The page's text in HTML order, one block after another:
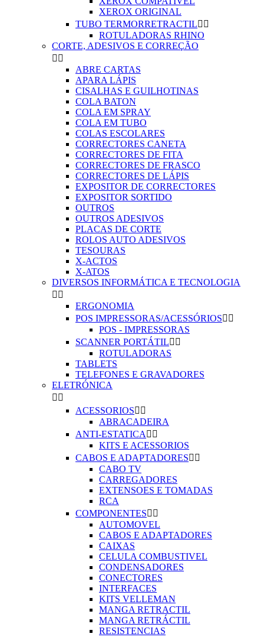
XEROX ORIGINAL
TUBO TERMORRETRACTIL 
ROTULADORAS RHINO
CORTE, ADESIVOS E CORREÇÃO
 
ABRE CARTAS
APARA LÁPIS
CISALHAS E GUILHOTINAS
COLA BATON
COLA EM SPRAY
COLA EM TUBO
COLAS ESCOLARES
CORRECTORES CANETA
CORRECTORES DE FITA
CORRECTORES DE FRASCO
CORRECTORES DE LÁPIS
EXPOSITOR DE CORRECTORES
EXPOSITOR SORTIDO
OUTROS
OUTROS ADESIVOS
PLACAS DE CORTE
ROLOS AUTO ADESIVOS
TESOURAS
X-ACTOS
X-ATOS
DIVERSOS INFORMÁTICA E TECNOLOGIA
 
ERGONOMIA
POS IMPRESSORAS/ACESSÓRIOS 
POS - IMPRESSORAS
SCANNER PORTÁTIL 
ROTULADORAS
TABLETS
TELEFONES E GRAVADORES
ELETRÓNICA
 
ACESSORIOS 
ABRACADEIRA
ANTI-ESTATICA  
KITS E ACESSORIOS
CABOS E ADAPTADORES 
CABO TV
CARREGADORES
EXTENSOES E TOMADAS
RCA
COMPONENTES 
AUTOMOVEL
CABOS E ADAPTADORES
CAIXAS
CELULA COMBUSTIVEL
CONDENSADORES
CONECTORES
INTERFACES
KITS VELLEMAN
MANGA RETRACTIL
MANGA RETRÁCTIL
RESISTENCIAS